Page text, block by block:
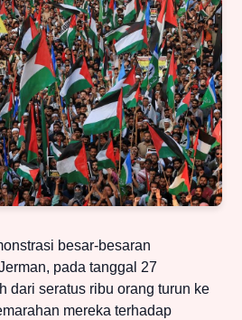
besar-besaran
pada tanggal 27
dari seratus ribu orang turun ke
mereka terhadap